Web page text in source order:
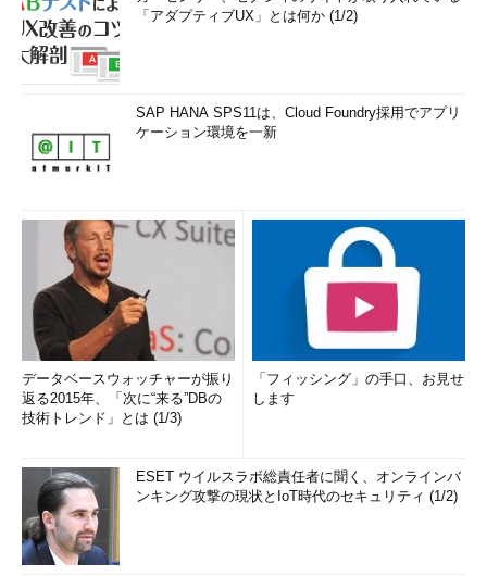
「アダプティブUX」とは何か (1/2)
SAP HANA SPS11は、Cloud Foundry採用でアプリ
ケーション環境を一新
データベースウォッチャーが振り
返る2015年、「次に“来る”DBの
技術トレンド」とは (1/3)
「フィッシング」の手口、お見せ
します
ESET ウイルスラボ総責任者に聞く、オンラインバ
ンキング攻撃の現状とIoT時代のセキュリティ (1/2)